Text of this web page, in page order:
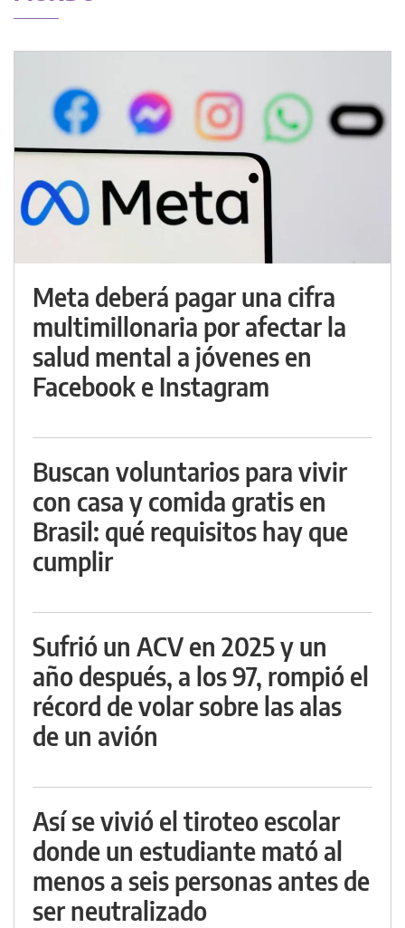
Meta deberá pagar una cifra
multimillonaria por afectar la
salud mental a jóvenes en
Facebook e Instagram
Buscan voluntarios para vivir
con casa y comida gratis en
Brasil: qué requisitos hay que
cumplir
Sufrió un ACV en 2025 y un
año después, a los 97, rompió el
récord de volar sobre las alas
de un avión
Así se vivió el tiroteo escolar
donde un estudiante mató al
menos a seis personas antes de
ser neutralizado